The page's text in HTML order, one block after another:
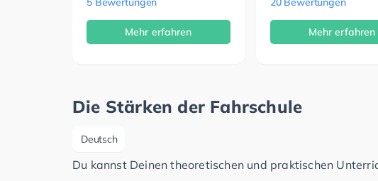
Mehr erfahren Mehr erfahren
Die Stärken der Fahrschule
Deutsch
Du kannst Deinen theoretischen und praktischen